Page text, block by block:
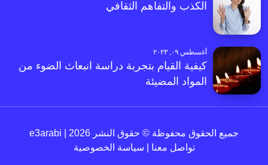
الكذب والتفاهم الثقافي
أغسطس ٠٩, ٢٠٢٣
كيفية القيام بتجربة دراسة انبعاث الضوء من
المواد المضيئة
جميع الحقوق محفوظة © حقوق النشر 2026 | e3arabi
تواصل معنا
سياسة الخصوصية